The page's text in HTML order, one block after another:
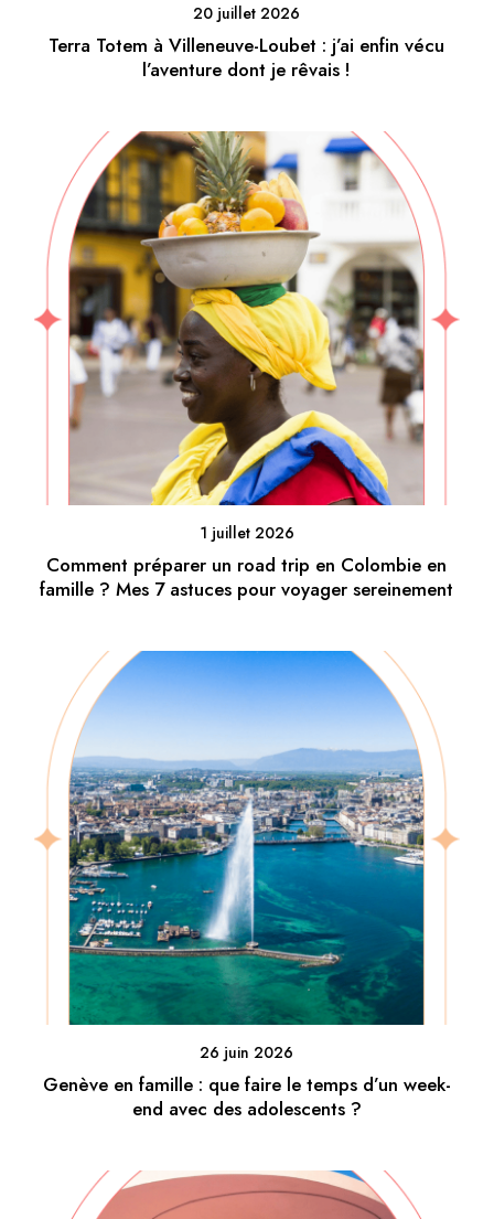
20 juillet 2026
Terra Totem à Villeneuve-Loubet : j’ai enfin vécu
l’aventure dont je rêvais !
1 juillet 2026
Comment préparer un road trip en Colombie en
famille ? Mes 7 astuces pour voyager sereinement
26 juin 2026
Genève en famille : que faire le temps d’un week-
end avec des adolescents ?